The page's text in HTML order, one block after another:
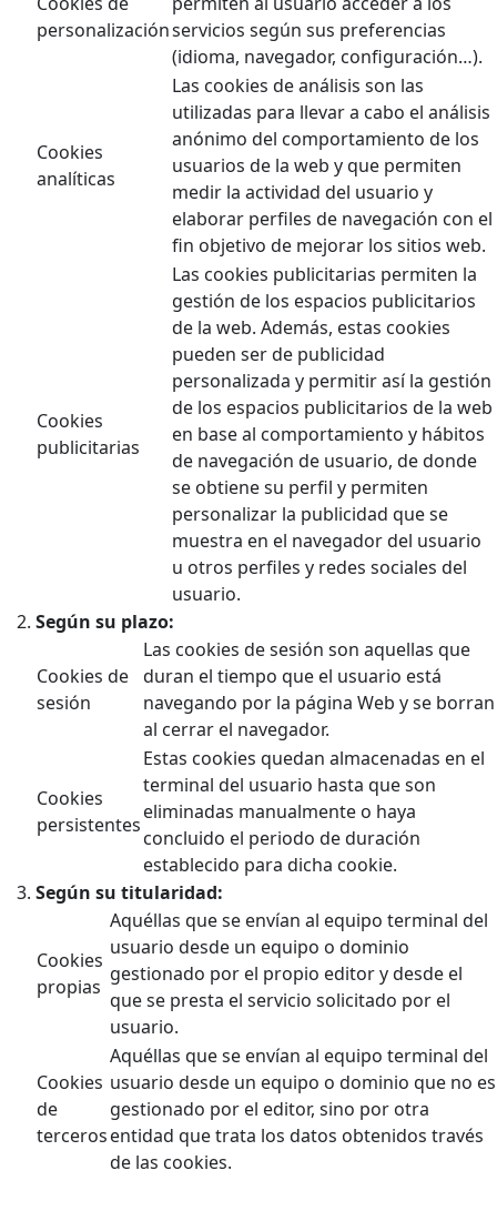
personalizaciónservicios según sus preferencias
(idioma, navegador, configuración…).
Cookies
analíticas
Las cookies de análisis son las
utilizadas para llevar a cabo el análisis
anónimo del comportamiento de los
usuarios de la web y que permiten
medir la actividad del usuario y
elaborar perfiles de navegación con el
fin objetivo de mejorar los sitios web.
Cookies
publicitarias
Las cookies publicitarias permiten la
gestión de los espacios publicitarios
de la web. Además, estas cookies
pueden ser de publicidad
personalizada y permitir así la gestión
de los espacios publicitarios de la web
en base al comportamiento y hábitos
de navegación de usuario, de donde
se obtiene su perfil y permiten
personalizar la publicidad que se
muestra en el navegador del usuario
u otros perfiles y redes sociales del
usuario.
Según su plazo:
Cookies de
sesión
Las cookies de sesión son aquellas que
duran el tiempo que el usuario está
navegando por la página Web y se borran
al cerrar el navegador.
Cookies
persistentes
Estas cookies quedan almacenadas en el
terminal del usuario hasta que son
eliminadas manualmente o haya
concluido el periodo de duración
establecido para dicha cookie.
Según su titularidad:
Cookies
propias
Aquéllas que se envían al equipo terminal del
usuario desde un equipo o dominio
gestionado por el propio editor y desde el
que se presta el servicio solicitado por el
usuario.
Cookies
de
terceros
Aquéllas que se envían al equipo terminal del
usuario desde un equipo o dominio que no es
gestionado por el editor, sino por otra
entidad que trata los datos obtenidos través
de las cookies.